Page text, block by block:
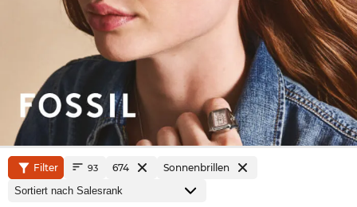
Filter 93 674 Sonnenbrillen